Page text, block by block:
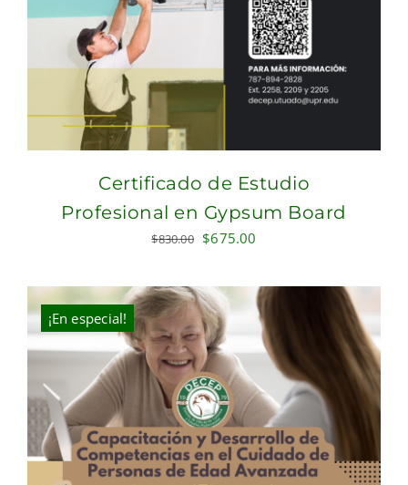
Certificado de Estudio
Profesional en Gypsum Board
$830.00 Original
was:
$830.00.
$675.00
is:
$675.00.
¡En especial!